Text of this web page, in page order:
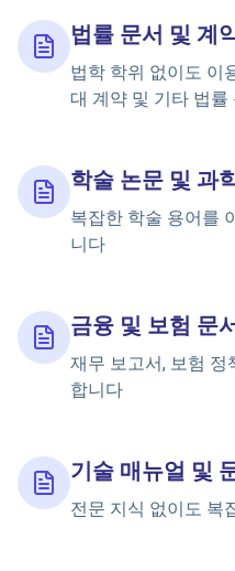
법률 문서 및 계
법학 학위 없이도 이
대 계약 및 기타 법
학술 논문 및 과
복잡한 학술 용어를
니다
금융 및 보험 문
재무 보고서, 보험
합니다
기술 매뉴얼 및
전문 지식 없이도 복